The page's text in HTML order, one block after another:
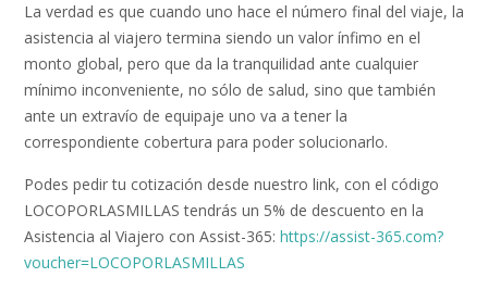
La verdad es que cuando uno hace el número final del viaje, la
asistencia al viajero termina siendo un valor ínfimo en el
monto global, pero que da la tranquilidad ante cualquier
mínimo inconveniente, no sólo de salud, sino que también
ante un extravío de equipaje uno va a tener la
correspondiente cobertura para poder solucionarlo.
Podes pedir tu cotización desde nuestro link, con el código
LOCOPORLASMILLAS tendrás un 5% de descuento en la
Asistencia al Viajero con Assist-365: https://assist-365.com?
voucher=LOCOPORLASMILLAS